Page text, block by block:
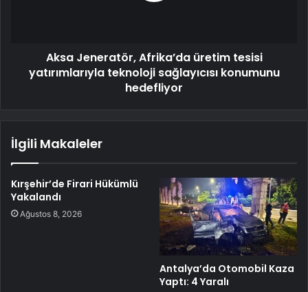
Aksa Jeneratör, Afrika’da üretim tesisi
yatırımlarıyla teknoloji sağlayıcısı konumunu
hedefliyor
İlgili Makaleler
Kırşehir’de Firari Hükümlü
Yakalandı
Ağustos 8, 2026
Antalya’da Otomobil Kaza
Yaptı: 4 Yaralı